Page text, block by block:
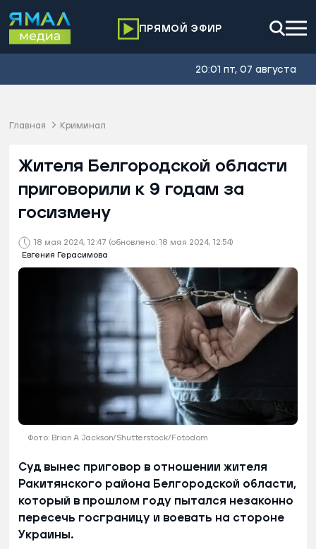
ПРЯМОЙ ЭФИР
20:01 пт, 07 августа
Главная Криминал
18 мая 2024, 12:47 (обновлено: 18 мая 2024, 12:54)
Евгения Герасимова
Жителя Белгородской области
приговорили к 9 годам за
госизмену
Фото: Brian A Jackson/Shutterstock/Fotodom
Суд вынес приговор в отношении жителя
Ракитянского района Белгородской области,
который в прошлом году пытался незаконно
пересечь госграницу и воевать на стороне
Украины.